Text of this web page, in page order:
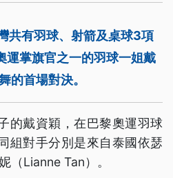
共有羽球、射箭及桌球3項
運掌旗官之一的羽球一姐戴
的首場對決。
的戴資穎，在巴黎奧運羽球
組對手分別是來自泰國依瑟
（Lianne Tan）。